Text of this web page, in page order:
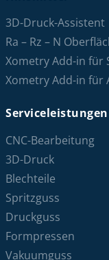
3D-Druck-Assistent
Ra – Rz – N
Xometry Add-in für
Xometry Add-in für
Serviceleistungen
CNC-Bearbeitung
3D-Druck
Blechteile
Spritzguss
Druckguss
Formpressen
Vakuumguss